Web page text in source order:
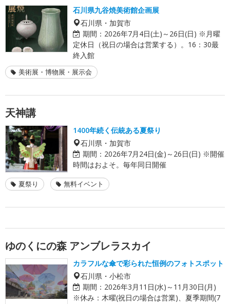
石川県九谷焼美術館企画展
石川県・加賀市
期間： 2026年7月4日(土)～26日(日) ※月曜
定休日（祝日の場合は営業する）。16：30最
終入館
美術展・博物展・展示会
天神講
1400年続く伝統ある夏祭り
石川県・加賀市
期間： 2026年7月24日(金)～26日(日) ※開催
時間はおよそ。毎年同日開催
夏祭り 無料イベント
ゆのくにの森 アンブレラスカイ
カラフルな傘で彩られた恒例のフォトスポット
石川県・小松市
期間： 2026年3月11日(水)～11月30日(月)
※休み：木曜(祝日の場合は営業)、夏季期間(7